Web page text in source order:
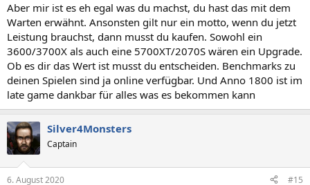
Aber mir ist es eh egal was du machst, du hast das mit dem
Warten erwähnt. Ansonsten gilt nur ein motto, wenn du jetzt
Leistung brauchst, dann musst du kaufen. Sowohl ein
3600/3700X als auch eine 5700XT/2070S wären ein Upgrade.
Ob es dir das Wert ist musst du entscheiden. Benchmarks zu
deinen Spielen sind ja online verfügbar. Und Anno 1800 ist im
late game dankbar für alles was es bekommen kann
Silver4Monsters
Captain
6. August 2020 #15